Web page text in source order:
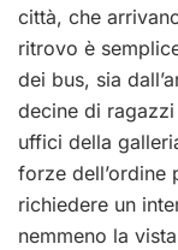
città, che
ritrovo è
dei bus, sia
decine di
uffici della
forze dell’ordine
richiedere un
nemmeno la